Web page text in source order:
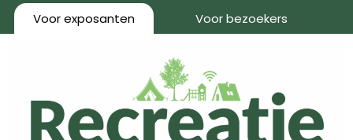
Voor exposanten Voor bezoekers